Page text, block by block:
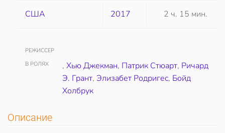
США 2017 2 ч. 15 мин.
РЕЖИССЕР
В РОЛЯХ
, Хью Джекман, Патрик Стюарт, Ричард
Э. Грант, Элизабет Родригес, Бойд
Холбрук
Описание